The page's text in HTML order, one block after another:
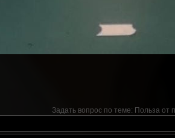
Задать вопрос по теме: Польза от